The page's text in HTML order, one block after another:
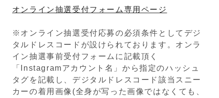
オンライン抽選受付フォーム専用ページ
※オンライン抽選受付応募の必須条件としてデジ
タルドレスコードが設けられております。オンラ
イン抽選事前受付フォームに記載頂く
「Instagramアカウント名」から指定のハッシュ
タグを記載し、デジタルドレスコード該当スニー
カーの着用画像(全身が写った画像ではなくても、